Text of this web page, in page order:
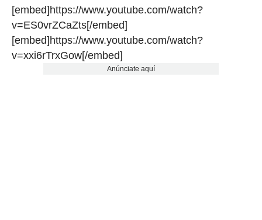
[embed]https://www.youtube.com/watch?
v=ES0vrZCaZts[/embed]
[embed]https://www.youtube.com/watch?
v=xxi6rTrxGow[/embed]
Anúnciate aquí